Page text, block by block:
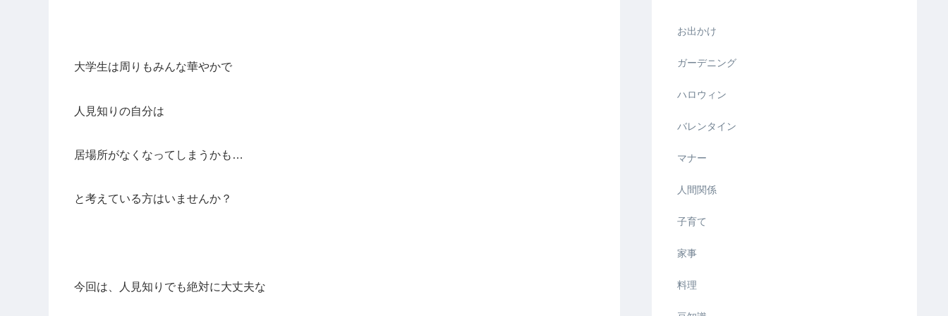
大学生は周りもみんな華やかで
人見知りの自分は
居場所がなくなってしまうかも…
と考えている方はいませんか？
今回は、人見知りでも絶対に大丈夫な
お出かけ
ガーデニング
ハロウィン
バレンタイン
マナー
人間関係
子育て
家事
料理